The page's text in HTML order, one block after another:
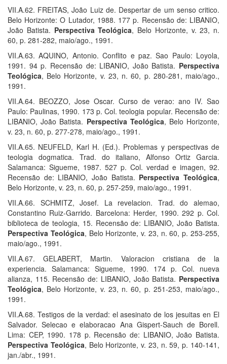
VII.A.62. FREITAS, João Luiz de. Despertar de um senso critico.
Belo Horizonte: O Lutador, 1988. 177 p. Recensão de: LIBANIO,
João Batista. Perspectiva Teológica, Belo Horizonte, v. 23, n.
60, p. 281-282, maio/ago., 1991.
VII.A.63. AQUINO, Antonio. Conflito e paz. Sao Paulo: Loyola,
1991. 94 p. Recensão de: LIBANIO, João Batista. Perspectiva
Teológica, Belo Horizonte, v. 23, n. 60, p. 280-281, maio/ago.,
1991.
VII.A.64. BEOZZO, Jose Oscar. Curso de verao: ano IV. Sao
Paulo: Paulinas, 1990. 173 p. Col. teologia popular. Recensão de:
LIBANIO, João Batista. Perspectiva Teológica, Belo Horizonte,
v. 23, n. 60, p. 277-278, maio/ago., 1991.
VII.A.65. NEUFELD, Karl H. (Ed.). Problemas y perspectivas de
teologia dogmatica. Trad. do italiano, Alfonso Ortiz Garcia.
Salamanca: Sigueme, 1987. 527 p. Col. verdad e imagen, 92.
Recensão de: LIBANIO, João Batista. Perspectiva Teológica,
Belo Horizonte, v. 23, n. 60, p. 257-259, maio/ago., 1991.
VII.A.66. SCHMITZ, Josef. La revelacion. Trad. do alemao,
Constantino Ruiz-Garrido. Barcelona: Herder, 1990. 292 p. Col.
biblioteca de teologia, 15. Recensão de: LIBANIO, João Batista.
Perspectiva Teológica, Belo Horizonte, v. 23, n. 60, p. 253-255,
maio/ago., 1991.
VII.A.67. GELABERT, Martin. Valoracion cristiana de la
experiencia. Salamanca: Sigueme, 1990. 174 p. Col. nueva
alianza, 115. Recensão de: LIBANIO, João Batista. Perspectiva
Teológica, Belo Horizonte, v. 23, n. 60, p. 251-253, maio/ago.,
1991.
VII.A.68. Testigos de la verdad: el asesinato de los jesuitas en El
Salvador. Selecao e elaboracao Ana Gispert-Sauch de Borell.
Lima: CEP, 1990. 178 p. Recensão de: LIBANIO, João Batista.
Perspectiva Teológica, Belo Horizonte, v. 23, n. 59, p. 140-141,
jan./abr., 1991.